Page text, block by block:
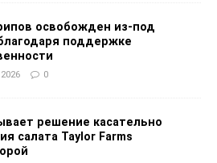
освобожден из-под
поддержке
0
решение касательно
салата Taylor Farms